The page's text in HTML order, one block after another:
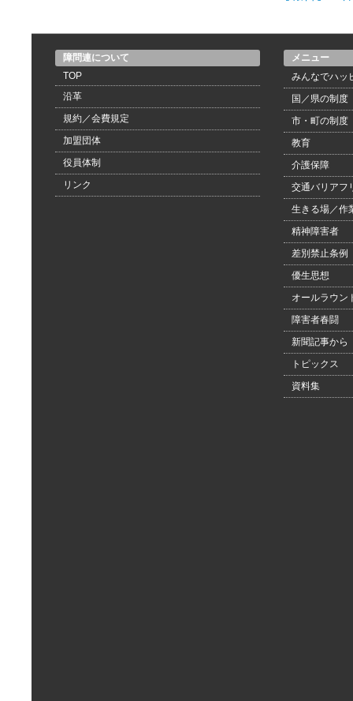
障問連について
TOP
沿革
規約／会費規定
加盟団体
役員体制
リンク
メニュー
みんなでハッ
国／県の制度
市・町の制度
教育
介護保障
交通バリアフ
生きる場／作
精神障害者
差別禁止条例
優生思想
オールラウン
障害者春闘
新聞記事から
トピックス
資料集